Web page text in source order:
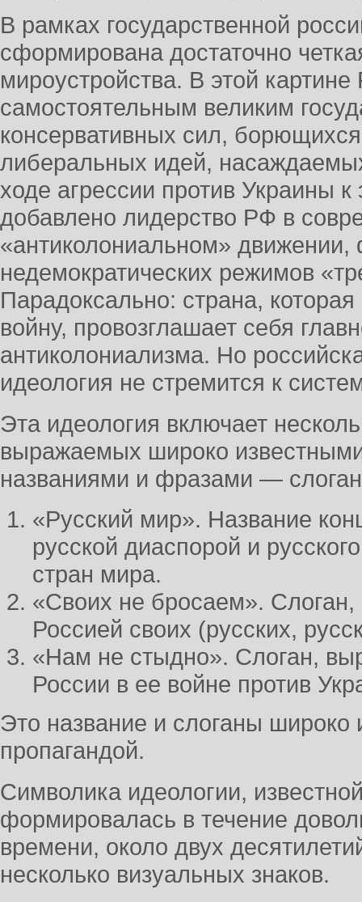
В рамках государственной
сформирована достаточно
мироустройства. В этой
самостоятельным великим
консервативных сил,
либеральных идей,
ходе агрессии против Украины
добавлено лидерство РФ в
«антиколониальном» движении,
недемократических режимов
Парадоксально: страна,
войну, провозглашает себя
антиколониализма. Но
идеология не стремится к
Эта идеология включает
выражаемых широко
названиями и фразами —
«Русский мир». Название
русской диаспорой и
стран мира.
«Своих не бросаем».
Россией своих (русских,
«Нам не стыдно». Слоган,
России в ее войне против
Это название и слоганы широко
пропагандой.
Символика идеологии,
формировалась в течение
времени, около двух
несколько визуальных знаков.